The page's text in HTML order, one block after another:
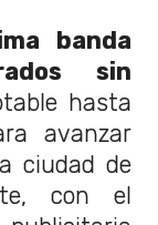
banda
sin
hasta
avanzar
ciudad de
con el